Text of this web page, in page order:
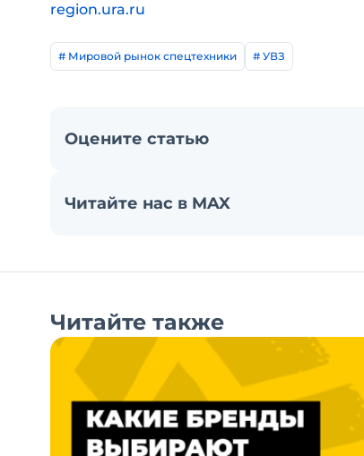
region.ura.ru
# Мировой рынок спецтехники # УВЗ
Оцените статью
Читайте нас в MAX
Читайте также